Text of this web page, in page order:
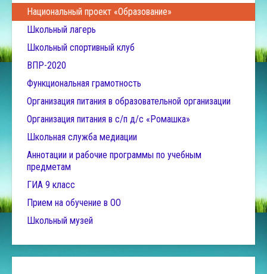
Национальный проект «Образование»
Школьный лагерь
Школьный спортивный клуб
ВПР-2020
Функциональная грамотность
Организация питания в образовательной организации
Организация питания в с/п д/с «Ромашка»
Школьная служба медиации
Аннотации и рабочие программы по учебным
предметам
ГИА 9 класс
Прием на обучение в ОО
Школьный музей